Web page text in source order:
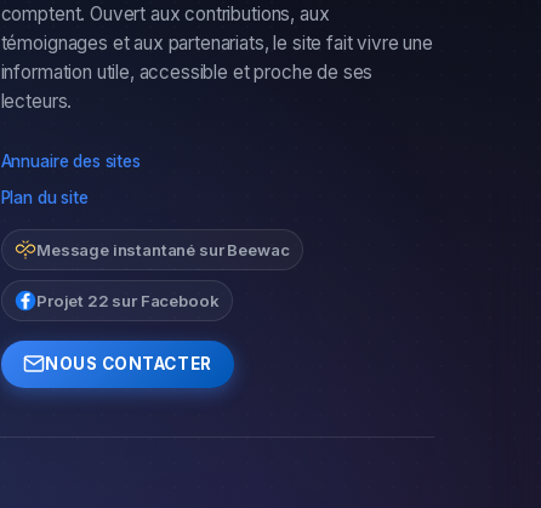
comptent. Ouvert aux contributions, aux
témoignages et aux partenariats, le site fait vivre une
information utile, accessible et proche de ses
lecteurs.
Annuaire des sites
Plan du site
Message instantané sur Beewac
Projet 22 sur Facebook
NOUS CONTACTER